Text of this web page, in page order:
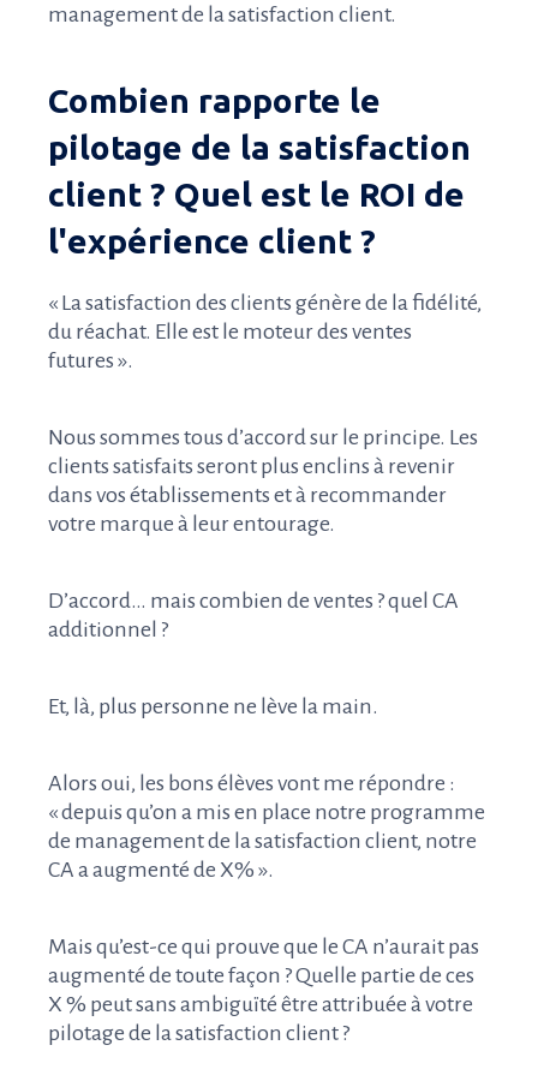
management de la satisfaction client.
Combien rapporte le
pilotage de la satisfaction
client ? Quel est le ROI de
l'expérience client ?
« La satisfaction des clients génère de la fidélité,
du réachat. Elle est le moteur des ventes
futures ».
Nous sommes tous d’accord sur le principe. Les
clients satisfaits seront plus enclins à revenir
dans vos établissements et à recommander
votre marque à leur entourage.
D’accord… mais combien de ventes ? quel CA
additionnel ?
Et, là, plus personne ne lève la main.
Alors oui, les bons élèves vont me répondre :
« depuis qu’on a mis en place notre programme
de management de la satisfaction client, notre
CA a augmenté de X% ».
Mais qu’est-ce qui prouve que le CA n’aurait pas
augmenté de toute façon ? Quelle partie de ces
X % peut sans ambiguïté être attribuée à votre
pilotage de la satisfaction client ?